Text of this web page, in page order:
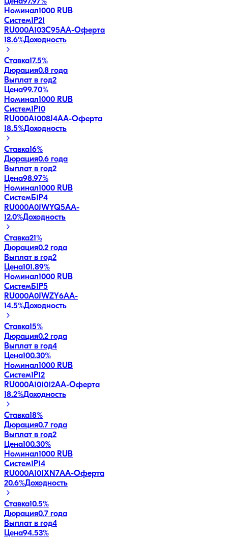
Номинал1000 RUB
Систем1P21
RU000A103C95AA-Оферта
18.6%Доходность
Ставка17.5%
Дюрация0.8 года
Выплат в год2
Цена99.70%
Номинал1000 RUB
Систем1P10
RU000A1008J4AA-Оферта
18.5%Доходность
Ставка16%
Дюрация0.6 года
Выплат в год2
Цена98.97%
Номинал1000 RUB
СистемБ1P4
RU000A0JWYQ5AA-
12.0%Доходность
Ставка21%
Дюрация0.2 года
Выплат в год2
Цена101.89%
Номинал1000 RUB
СистемБ1P5
RU000A0JWZY6AA-
14.5%Доходность
Ставка15%
Дюрация0.2 года
Выплат в год4
Цена100.30%
Номинал1000 RUB
Систем1P12
RU000A101012AA-Оферта
18.2%Доходность
Ставка18%
Дюрация0.7 года
Выплат в год2
Цена100.30%
Номинал1000 RUB
Систем1P14
RU000A101XN7AA-Оферта
20.6%Доходность
Ставка10.5%
Дюрация0.7 года
Выплат в год4
Цена94.53%